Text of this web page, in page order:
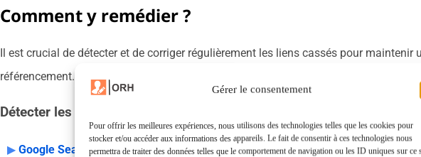
Gérer le consentement
Pour offrir les meilleures expériences, nous utilisons des technologies telles que les cookies pour
stocker et/ou accéder aux informations des appareils. Le fait de consentir à ces technologies nous
permettra de traiter des données telles que le comportement de navigation ou les ID uniques sur ce
Comment y remédier ?
Il est crucial de détecter et de corriger régulièrement les liens cassés pour maintenir
référencement. Voici les étapes à suivre.
Détecter les liens cassés
Google Search Console: c’est l’outil gratuit et indispensable de Google.